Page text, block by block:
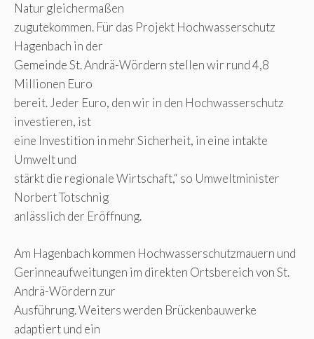
Natur gleichermaßen
zugutekommen. Für das Projekt Hochwasserschutz
Hagenbach in der
Gemeinde St. Andrä-Wördern stellen wir rund 4,8
Millionen Euro
bereit. Jeder Euro, den wir in den Hochwasserschutz
investieren, ist
eine Investition in mehr Sicherheit, in eine intakte
Umwelt und
stärkt die regionale Wirtschaft,“ so Umweltminister
Norbert Totschnig
anlässlich der Eröffnung.
Am Hagenbach kommen Hochwasserschutzmauern und
Gerinneaufweitungen im direkten Ortsbereich von St.
Andrä-Wördern zur
Ausführung. Weiters werden Brückenbauwerke
adaptiert und ein